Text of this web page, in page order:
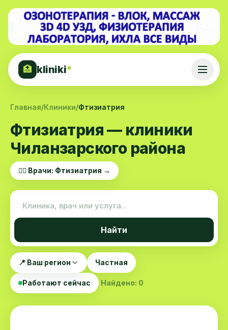
🏥 kliniki*
Главная/Клиники/Фтизиатрия
Фтизиатрия — клиники
Чиланзарского района
👨‍⚕️ Врачи: Фтизиатрия →
Найти
📍 Ваш регион Частная
Работают сейчас Найдено: 0